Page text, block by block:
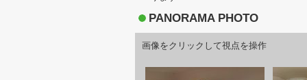
PANORAMA PHOTO
画像をクリックして視点を操作